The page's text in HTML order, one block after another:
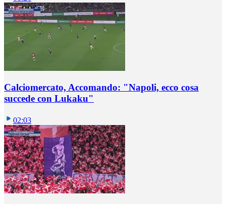
Calciomercato, Accomando: "Napoli, ecco cosa
succede con Lukaku"
02:03